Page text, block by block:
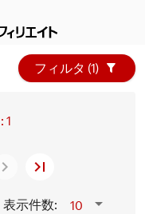
1
表示件数: 10